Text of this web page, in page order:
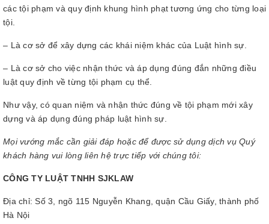
các tội phạm và quy định khung hình phạt tương ứng cho từng loại
tội.
– Là cơ sở để xây dựng các khái niệm khác của Luật hình sự.
– Là cơ sở cho việc nhận thức và áp dụng đúng đắn những điều
luật quy định về từng tội phạm cụ thể.
Như vậy, có quan niệm và nhận thức đúng về tội phạm mới xây
dựng và áp dụng đúng pháp luật hình sự.
Mọi vướng mắc cần giải đáp hoặc để được sử dụng dịch vụ Quý
khách hàng vui lòng liên hệ trực tiếp với chúng tôi:
CÔNG TY LUẬT TNHH SJKLAW
Địa chỉ: Số 3, ngõ 115 Nguyễn Khang, quận Cầu Giấy, thành phố
Hà Nội